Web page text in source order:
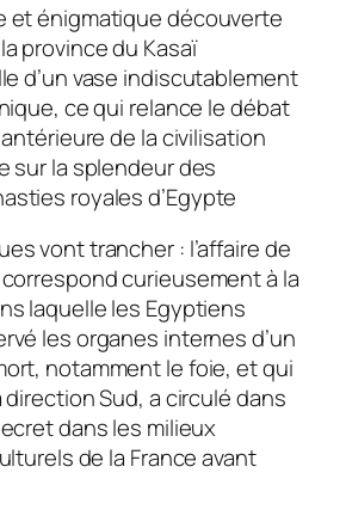
et énigmatique découverte
province du Kasaï
d’un vase indiscutablement
ce qui relance le débat
de la civilisation
sur la splendeur des
royales d’Egypte
vont trancher : l’affaire de
curieusement à la
laquelle les Egyptiens
les organes internes d’un
notamment le foie, et qui
Sud, a circulé dans
dans les milieux
de la France avant